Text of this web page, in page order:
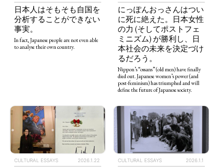
日本人はそもそも自国を
分析することができない
事実。
In fact, Japanese people are not even able
to analyse their own country.
にっぽんおっさんはつい
に死に絶えた。日本女性
の力 (そしてポストフェ
ミニズム) が勝利し、日
本社会の未来を決定づけ
るだろう。
Nippon’s “ossans” (old men) have finally
died out. Japanese women’s power (and
post-feminism) has triumphed and will
define the future of Japanese society.
CULTURAL ESSAYS 2026.1.22 CULTURAL ESSAYS 2026.1.1